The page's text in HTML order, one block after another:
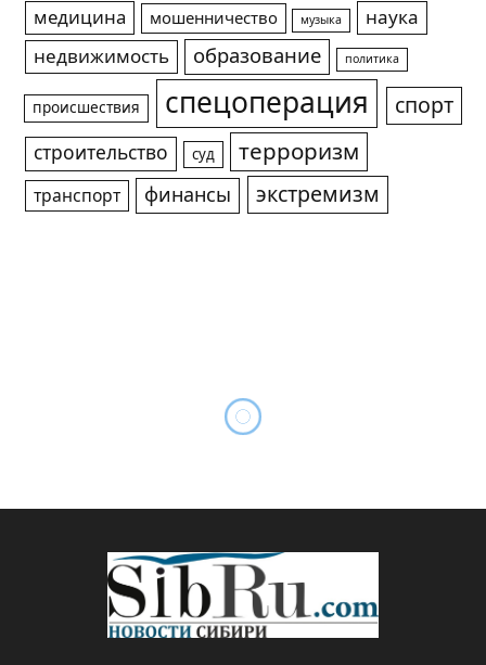
медицина
мошенничество музыка
наука
недвижимость
образование политика
происшествия спецоперация спорт
строительство суд терроризм
транспорт финансы экстремизм
капсулы с посланием
потомкам 25 лет назад
27.01.2026 НОВОСТИ
Комментариев нет